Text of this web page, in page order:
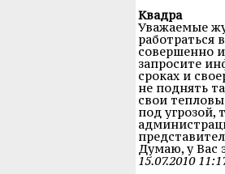
Квадра
Уважаемые
работраться
совершенно
запросите
сроках и
не поднять
свои
под угрозой,
Думаю, у Вас
15.07.2010